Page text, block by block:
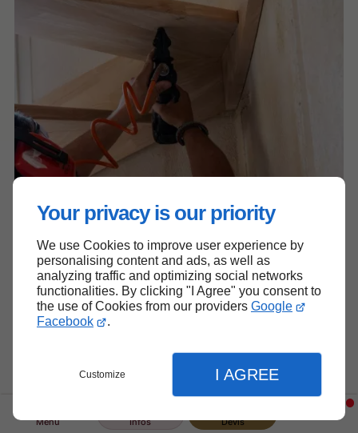
Your privacy is our priority
We use Cookies to improve user experience by
personalising content and ads, as well as
analyzing traffic and optimizing social networks
functionalities. By clicking "I Agree" you consent to
the use of Cookies from our providers Google
Facebook
.
Customize I AGREE
Menu Infos Devis